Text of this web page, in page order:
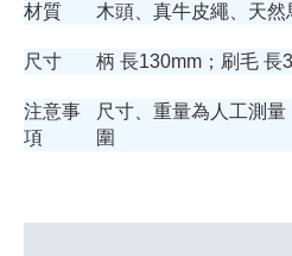
材質 木頭、真牛皮繩、天然
尺寸 柄 長130mm；刷毛 長
注意事
項
尺寸、重量為人工測
圍